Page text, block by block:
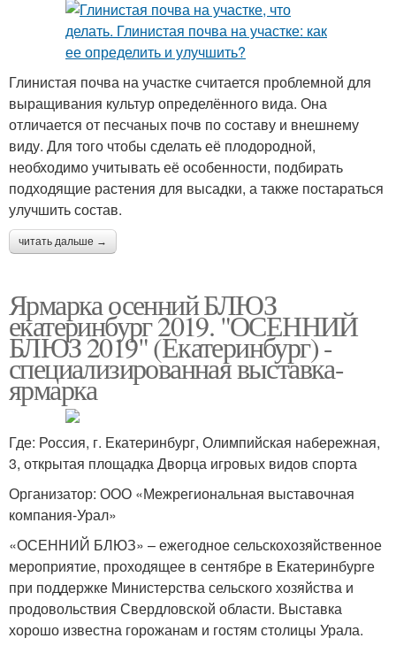
Глинистая почва на участке считается проблемной для
выращивания культур определённого вида. Она
отличается от песчаных почв по составу и внешнему
виду. Для того чтобы сделать её плодородной,
необходимо учитывать её особенности, подбирать
подходящие растения для высадки, а также постараться
улучшить состав.
читать дальше →
Ярмарка осенний БЛЮЗ
екатеринбург 2019. "ОСЕННИЙ
БЛЮЗ 2019" (Екатеринбург) -
специализированная выставка-
ярмарка
Где: Россия, г. Екатеринбург, Олимпийская набережная,
3, открытая площадка Дворца игровых видов спорта
Организатор: ООО «Межрегиональная выставочная
компания-Урал»
«ОСЕННИЙ БЛЮЗ» – ежегодное сельскохозяйственное
мероприятие, проходящее в сентябре в Екатеринбурге
при поддержке Министерства сельского хозяйства и
продовольствия Свердловской области. Выставка
хорошо известна горожанам и гостям столицы Урала.